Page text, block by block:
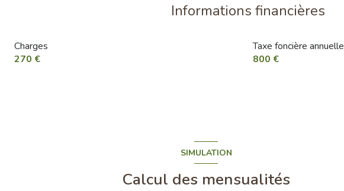
chambre
Informations financières
Charges
270 €
Taxe foncière annuelle
800 €
SIMULATION
Calcul des mensualités